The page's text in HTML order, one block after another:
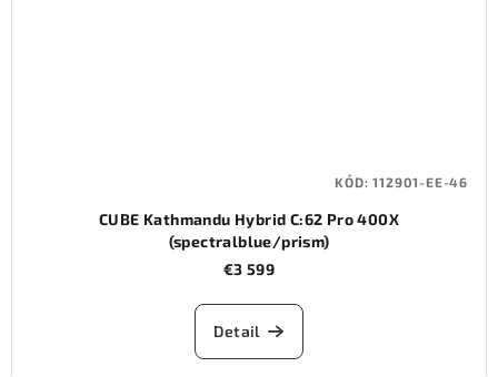
CUBE Kathmandu Hybrid C:62 Pro 400X
(spectralblue/prism)
€3 599
Detail
KÓD:112901-EE-46